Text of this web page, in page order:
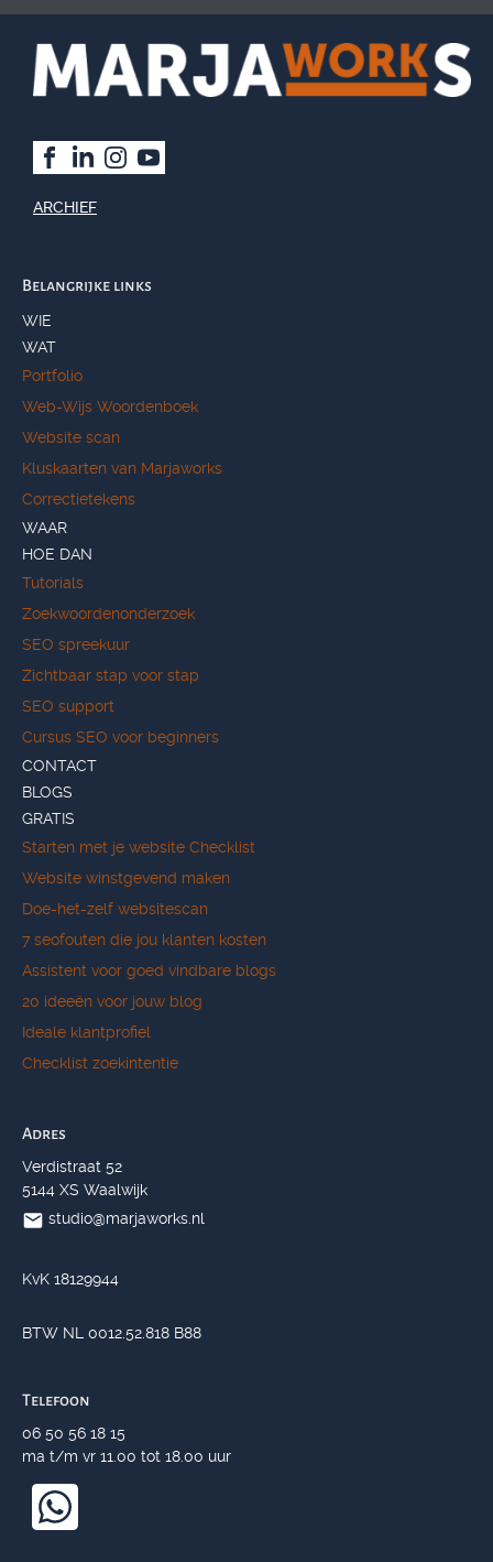
ARCHIEF
Belangrijke links
WIE
WAT
Portfolio
Web-Wijs Woordenboek
Website scan
Kluskaarten van Marjaworks
Correctietekens
WAAR
HOE DAN
Tutorials
Zoekwoordenonderzoek
SEO spreekuur
Zichtbaar stap voor stap
SEO support
Cursus SEO voor beginners
CONTACT
BLOGS
GRATIS
Starten met je website Checklist
Website winstgevend maken
Doe-het-zelf websitescan
7 seofouten die jou klanten kosten
Assistent voor goed vindbare blogs
20 ideeën voor jouw blog
Ideale klantprofiel
Checklist zoekintentie
Adres
Verdistraat 52
5144 XS Waalwijk
studio@marjaworks.nl
KvK 18129944
BTW NL 0012.52.818 B88
Telefoon
06 50 56 18 15
ma t/m vr 11.00 tot 18.00 uur